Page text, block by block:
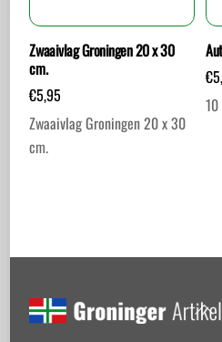
Zwaaivlag Groningen 20 x 30
cm.
€5,95
Zwaaivlag Groningen 20 x 30
cm.
€